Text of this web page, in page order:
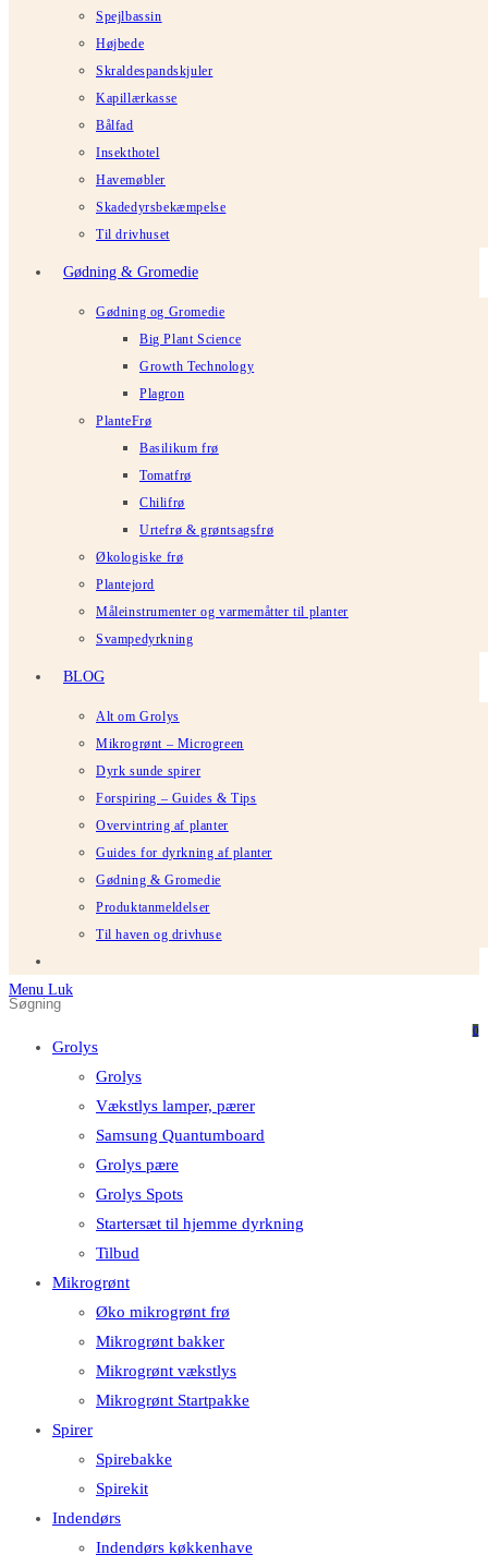
Spejlbassin
Højbede
Skraldespandskjuler
Kapillærkasse
Bålfad
Insekthotel
Havemøbler
Skadedyrsbekæmpelse
Til drivhuset
Gødning & Gromedie
Gødning og Gromedie
Big Plant Science
Growth Technology
Plagron
PlanteFrø
Basilikum frø
Tomatfrø
Chilifrø
Urtefrø & grøntsagsfrø
Økologiske frø
Plantejord
Måleinstrumenter og varmemåtter til planter
Svampedyrkning
BLOG
Alt om Grolys
Mikrogrønt – Microgreen
Dyrk sunde spirer
Forspiring – Guides & Tips
Overvintring af planter
Guides for dyrkning af planter
Gødning & Gromedie
Produktanmeldelser
Til haven og drivhuse
0
Menu Luk
Søg
hjemmeside
at
lukke
Grolys
Grolys
Vækstlys lamper, pærer
Samsung Quantumboard
Grolys pære
Grolys Spots
Startersæt til hjemme dyrkning
Tilbud
Mikrogrønt
Øko mikrogrønt frø
Mikrogrønt bakker
Mikrogrønt vækstlys
Mikrogrønt Startpakke
Spirer
Spirebakke
Spirekit
Indendørs
Indendørs køkkenhave